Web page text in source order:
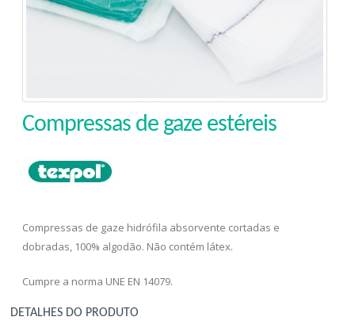
Compressas de gaze estéreis
Compressas de gaze hidrófila absorvente cortadas e
dobradas, 100% algodão. Não contém látex.
Cumpre a norma UNE EN 14079.
DETALHES DO PRODUTO